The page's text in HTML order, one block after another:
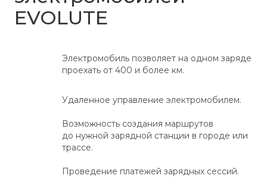
EVOLUTE
Электромобиль позволяет на одном заряде
проехать от 400 и более км.
Удаленное управление электромобилем.
Возможность создания маршрутов
до нужной зарядной станции в городе или
трассе.
Проведение платежей зарядных сессий.